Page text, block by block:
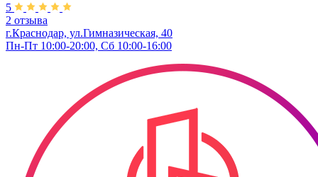
5
2 отзыва
г.Краснодар, ул.Гимназическая, 40
Пн-Пт 10:00-20:00, Сб 10:00-16:00